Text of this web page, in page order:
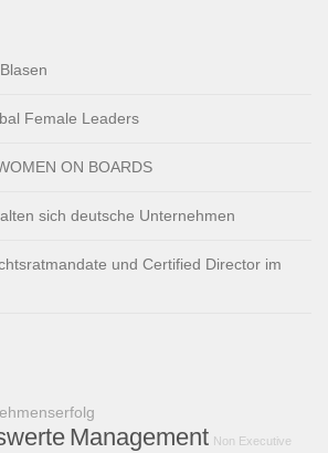
Female Leaders
ON BOARDS
sich deutsche Unternehmen
und Certified Director im
Management Non Executive